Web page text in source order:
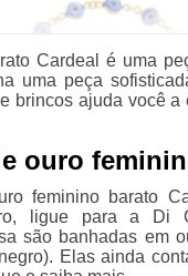
Cardeal é uma
uma peça
brincos ajuda você
ouro
feminino barato
ligue para a Di
são banhadas em
Elas ainda